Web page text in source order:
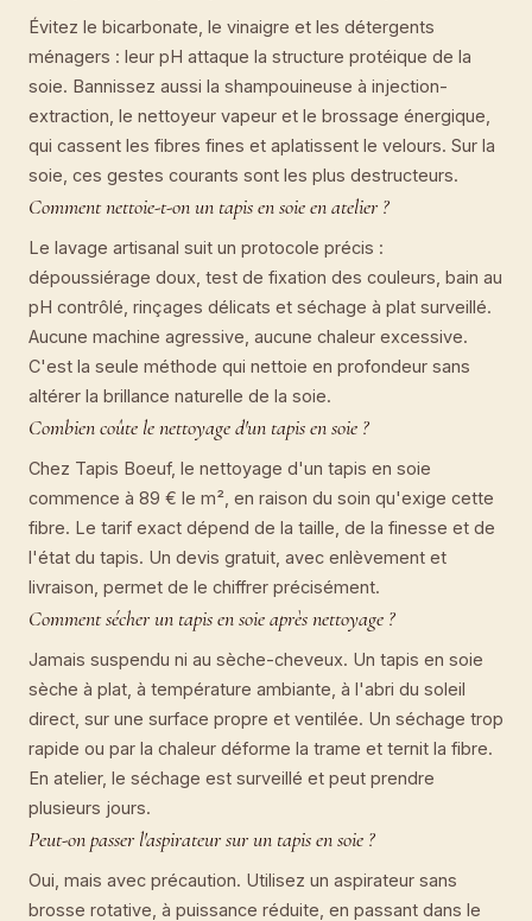
Évitez le bicarbonate, le vinaigre et les détergents
ménagers : leur pH attaque la structure protéique de la
soie. Bannissez aussi la shampouineuse à injection-
extraction, le nettoyeur vapeur et le brossage énergique,
qui cassent les fibres fines et aplatissent le velours. Sur la
soie, ces gestes courants sont les plus destructeurs.
Comment nettoie-t-on un tapis en soie en atelier ?
Le lavage artisanal suit un protocole précis :
dépoussiérage doux, test de fixation des couleurs, bain au
pH contrôlé, rinçages délicats et séchage à plat surveillé.
Aucune machine agressive, aucune chaleur excessive.
C'est la seule méthode qui nettoie en profondeur sans
altérer la brillance naturelle de la soie.
Combien coûte le nettoyage d'un tapis en soie ?
Chez Tapis Boeuf, le nettoyage d'un tapis en soie
commence à 89 € le m², en raison du soin qu'exige cette
fibre. Le tarif exact dépend de la taille, de la finesse et de
l'état du tapis. Un devis gratuit, avec enlèvement et
livraison, permet de le chiffrer précisément.
Comment sécher un tapis en soie après nettoyage ?
Jamais suspendu ni au sèche-cheveux. Un tapis en soie
sèche à plat, à température ambiante, à l'abri du soleil
direct, sur une surface propre et ventilée. Un séchage trop
rapide ou par la chaleur déforme la trame et ternit la fibre.
En atelier, le séchage est surveillé et peut prendre
plusieurs jours.
Peut-on passer l'aspirateur sur un tapis en soie ?
Oui, mais avec précaution. Utilisez un aspirateur sans
brosse rotative, à puissance réduite, en passant dans le